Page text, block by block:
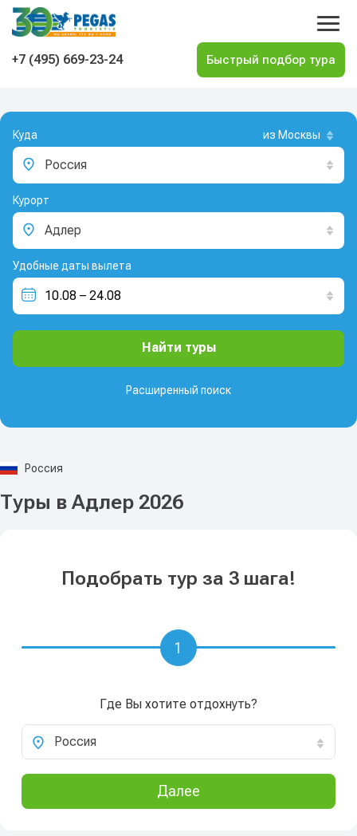
На главную
+7 (495) 669-23-24
Куда из Москвы
Россия
Курорт
Адлер
Удобные даты вылета
Расширенный поиск
Найти туры
Россия
Туры в Адлер 2026
Подобрать тур за 3 шага!
Где Вы хотите отдохнуть?
Россия
Далее
1